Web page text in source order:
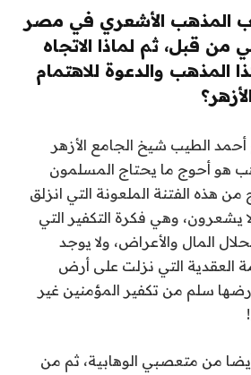
المذهب الأشعري في مصر
من قبل، ثم لماذا الاتجاه
المذهب والدعوة للاهتمام
أحمد الطيب شيخ الجامع الأزهر
هو أحوج ما يحتاج المسلمون
هذه الفتنة الملعونة التي انزلق
يشعرون، وهي فكرة التكفير التي
المال والأعراض، ولا يوجد
العقدية التي نزلت على أرض
سلم من تكفير المؤمنين غير
من متعصبي الوهابية، ثم من